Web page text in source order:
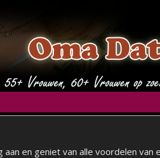
en geniet van alle voordelen van